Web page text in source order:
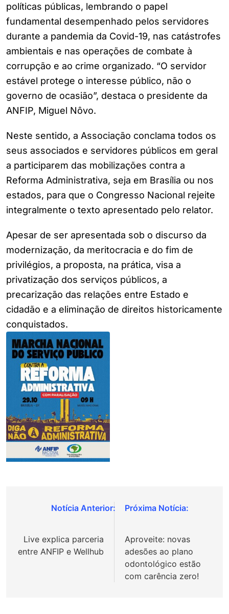
políticas públicas, lembrando o papel
fundamental desempenhado pelos servidores
durante a pandemia da Covid-19, nas catástrofes
ambientais e nas operações de combate à
corrupção e ao crime organizado. “O servidor
estável protege o interesse público, não o
governo de ocasião”, destaca o presidente da
ANFIP, Miguel Nôvo.
Neste sentido, a Associação conclama todos os
seus associados e servidores públicos em geral
a participarem das mobilizações contra a
Reforma Administrativa, seja em Brasília ou nos
estados, para que o Congresso Nacional rejeite
integralmente o texto apresentado pelo relator.
Apesar de ser apresentada sob o discurso da
modernização, da meritocracia e do fim de
privilégios, a proposta, na prática, visa a
privatização dos serviços públicos, a
precarização das relações entre Estado e
cidadão e a eliminação de direitos historicamente
conquistados.
Navegação
Post
Live explica parceria
entre ANFIP e Wellhub
Aproveite: novas
adesões ao plano
odontológico estão
com carência zero!